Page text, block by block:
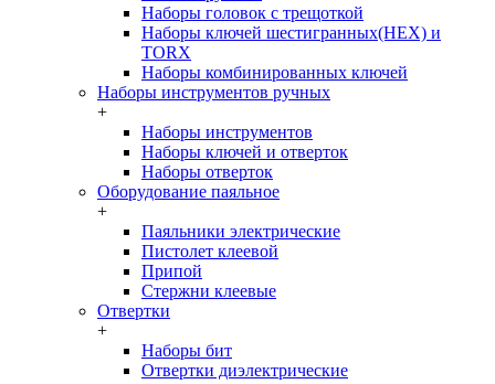
Наборы головок c трещоткой
Наборы ключей шестигранных(HEX) и
TORX
Наборы комбинированных ключей
Наборы инструментов ручных
+
Наборы инструментов
Наборы ключей и отверток
Наборы отверток
Оборудование паяльное
+
Паяльники электрические
Пистолет клеевой
Припой
Стержни клеевые
Отвертки
+
Наборы бит
Отвертки диэлектрические